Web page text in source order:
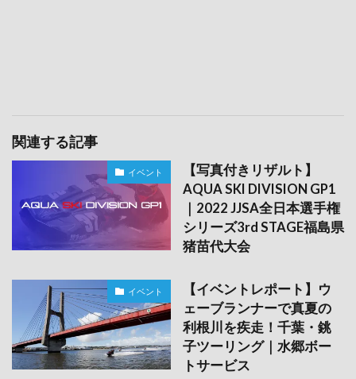
関連する記事
イベント
【写真付きリザルト】
AQUA SKI DIVISION GP1
｜2022 JJSA全日本選手権
シリーズ3rd STAGE福島県
猪苗代大会
イベント
【イベントレポート】ウ
ェーブランナーで真夏の
利根川を疾走！千葉・銚
子ツーリング｜水郷ボー
トサービス